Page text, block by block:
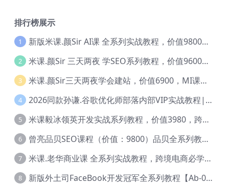
排行榜展示
1 新版米课.颜Sir AI课 全系列实战教程，价值9800，跨境首选！【Ag-0052】
2 米课.颜Sir 三天两夜 学SEO系列教程，价值9600元，跨境人都在学 【Ag-0056】
3 米课.颜Sir三天两夜学会建站，价值6900，MI课甄选课程 【Ag-0055】
4 2026同款孙谦.谷歌优化师部落内部VIP实战教程|价值4999元全网独家解码（官方报名版本）【@034】
5 米课毅冰领英开发实战系列教程，价值3980，跨境必选【Ag-0049】
6 曾亮品贝SEO课程（价值：9800）品贝全系列教程 【Ab-0022】
7 米课.老华商业课 全系列实战教程，跨境电商必学，价值16900元【Ag-0053】
8 新版外土司FaceBook开发冠军全系列教程【Ab-0021】